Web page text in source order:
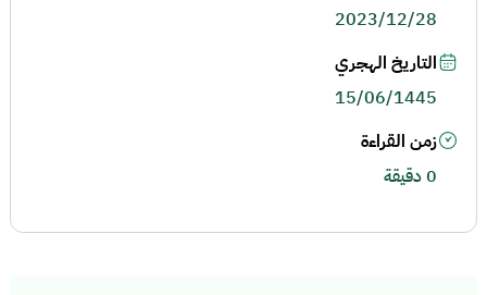
2023/12/28
التاريخ الهجري
15/06/1445
زمن القراءة
0 دقيقة